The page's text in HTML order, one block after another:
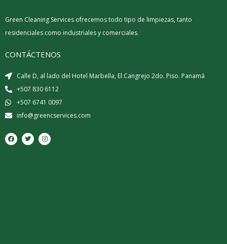
Green Cleaning Services ofrecemos todo tipo de limpiezas, tanto
residenciales como industriales y comerciales.
CONTÁCTENOS
Calle D, al lado del Hotel Marbella, El Cangrejo 2do. Piso. Panamá
+507 830 6112
+507 6741 0097
info@greencservices.com
F
a
c
T
w
i
I
n
s